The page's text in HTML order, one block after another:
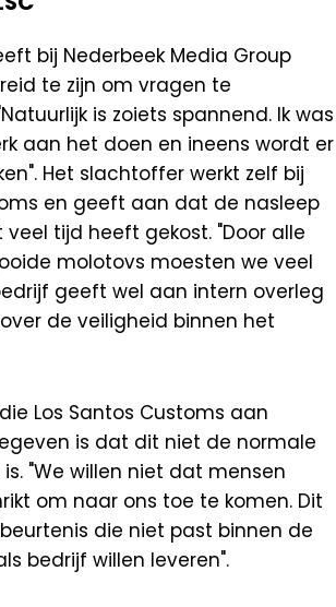
bij Nederbeek Media Group
te zijn om vragen te
is zoiets spannend. Ik was
aan het doen en ineens wordt er
Het slachtoffer werkt zelf bij
en geeft aan dat de nasleep
tijd heeft gekost. "Door alle
molotovs moesten we veel
geeft wel aan intern overleg
de veiligheid binnen het
Los Santos Customs aan
is dat dit niet de normale
"We willen niet dat mensen
om naar ons toe te komen. Dit
die niet past binnen de
bedrijf willen leveren".